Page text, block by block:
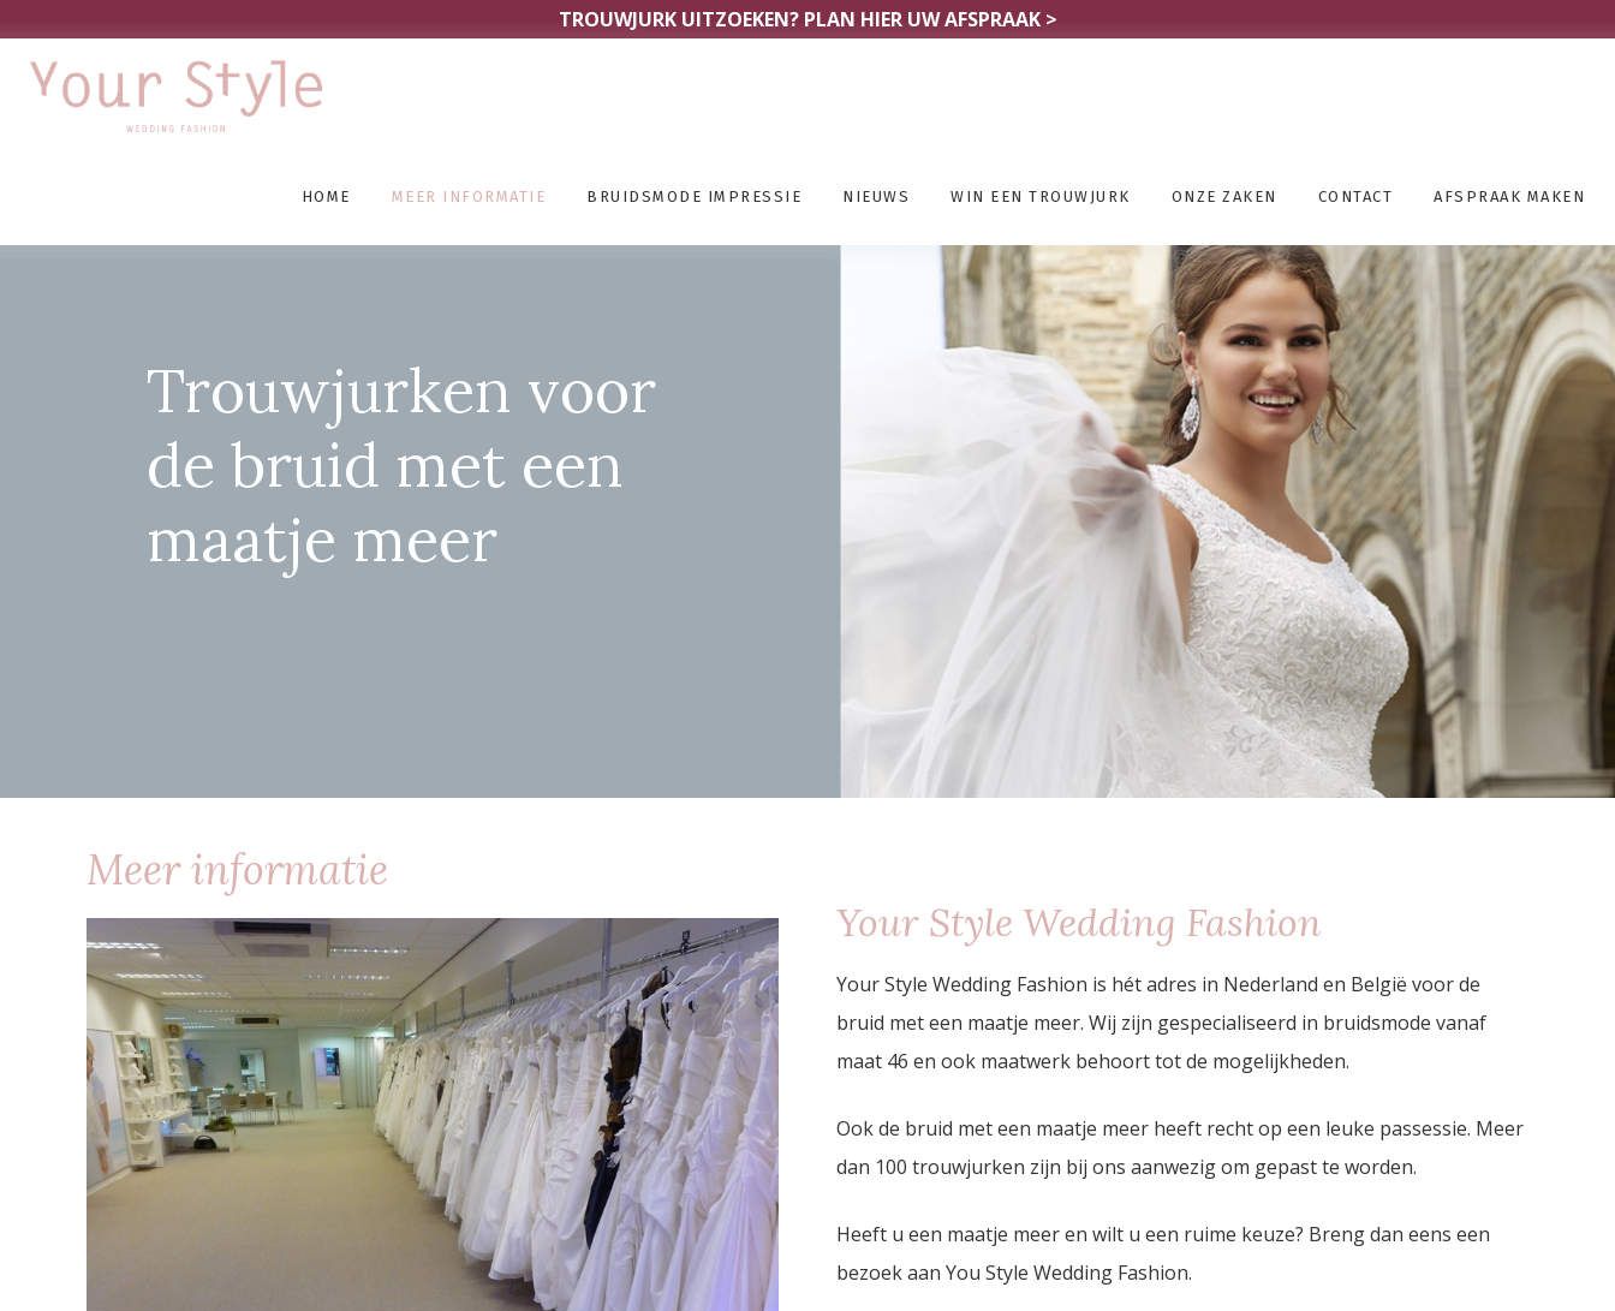
TROUWJURK UITZOEKEN? PLAN HIER UW AFSPRAAK >
HOME MEER INFORMATIE BRUIDSMODE IMPRESSIE NIEUWS WIN EEN TROUWJURK ONZE ZAKEN CONTACT AFSPRAAK MAKEN
Trouwjurken voor
de bruid met een
maatje meer
Meer informatie
Your Style Wedding Fashion
Your Style Wedding Fashion is hét adres in Nederland en België voor de
bruid met een maatje meer. Wij zijn gespecialiseerd in bruidsmode vanaf
maat 46 en ook maatwerk behoort tot de mogelijkheden.
Ook de bruid met een maatje meer heeft recht op een leuke passessie. Meer
dan 100 trouwjurken zijn bij ons aanwezig om gepast te worden.
Heeft u een maatje meer en wilt u een ruime keuze? Breng dan eens een
bezoek aan You Style Wedding Fashion.